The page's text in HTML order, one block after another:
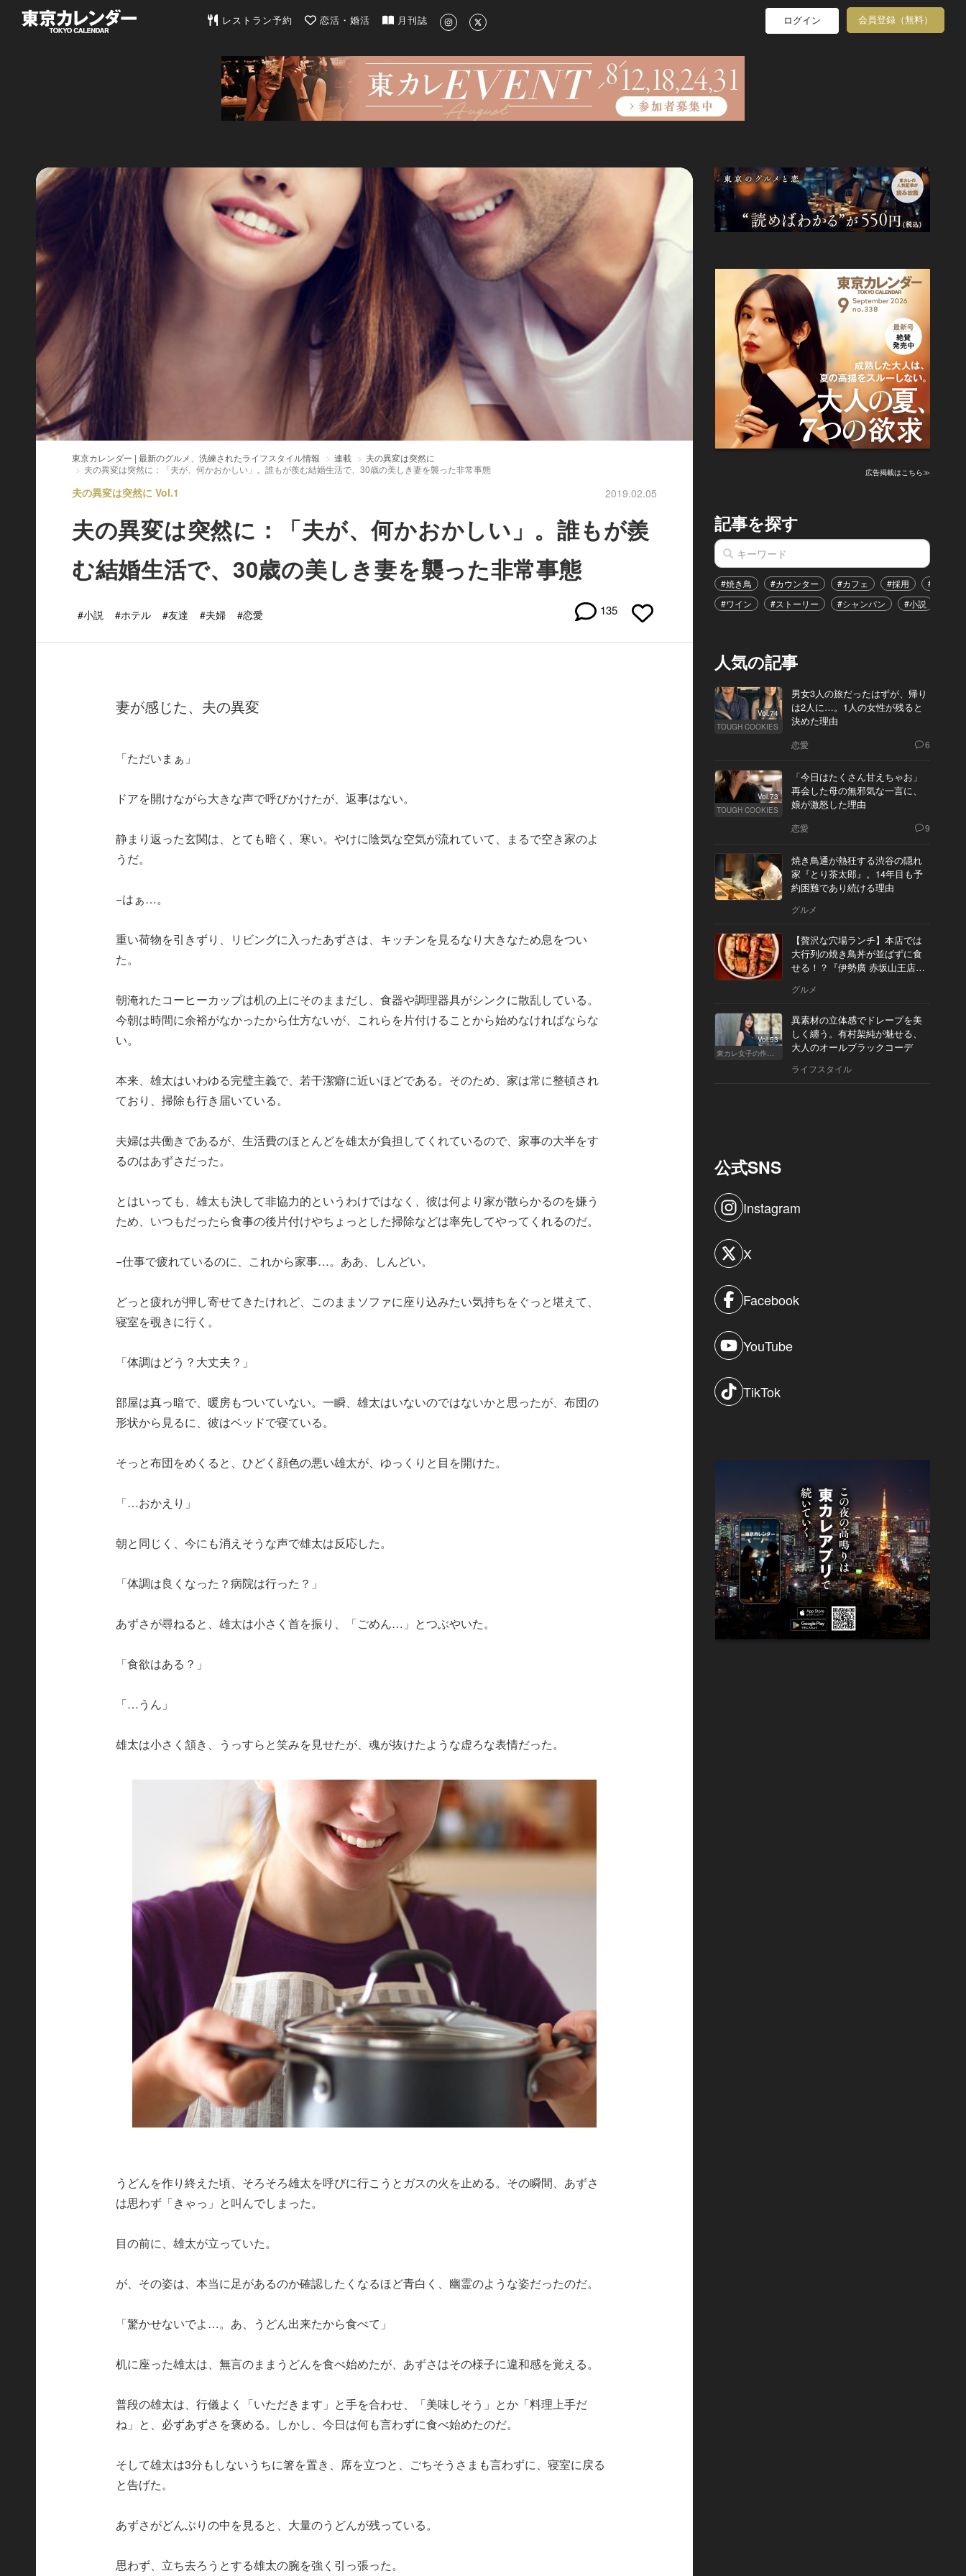
東京カレンダー | 最新のグルメ、洗練されたライフスタイル情報
レストラン予約 恋活・婚活 月刊誌 ログイン 会員登録（無料）
東京カレンダー | 最新のグルメ、洗練されたライフスタイル情報 連載
夫の異変は突然に
夫の異変は突然に：「夫が、何かおかしい」。誰もが羨む結婚生活で、30歳の美しき妻を襲った非常事態
夫の異変は突然に Vol.1 2019.02.05
夫の異変は突然に：「夫が、何かおかしい」。誰もが羨
む結婚生活で、30歳の美しき妻を襲った非常事態
#小説 #ホテル #友達 #夫婦 #恋愛 135
妻が感じた、夫の異変
「ただいまぁ」
ドアを開けながら大きな声で呼びかけたが、返事はない。
静まり返った玄関は、とても暗く、寒い。やけに陰気な空気が流れていて、まるで空き家のよ
うだ。
−はぁ…。
重い荷物を引きずり、リビングに入ったあずさは、キッチンを見るなり大きなため息をつい
た。
朝淹れたコーヒーカップは机の上にそのままだし、食器や調理器具がシンクに散乱している。
今朝は時間に余裕がなかったから仕方ないが、これらを片付けることから始めなければならな
い。
本来、雄太はいわゆる完璧主義で、若干潔癖に近いほどである。そのため、家は常に整頓され
ており、掃除も行き届いている。
夫婦は共働きであるが、生活費のほとんどを雄太が負担してくれているので、家事の大半をす
るのはあずさだった。
とはいっても、雄太も決して非協力的というわけではなく、彼は何より家が散らかるのを嫌う
ため、いつもだったら食事の後片付けやちょっとした掃除などは率先してやってくれるのだ。
−仕事で疲れているのに、これから家事…。ああ、しんどい。
どっと疲れが押し寄せてきたけれど、このままソファに座り込みたい気持ちをぐっと堪えて、
寝室を覗きに行く。
「体調はどう？大丈夫？」
部屋は真っ暗で、暖房もついていない。一瞬、雄太はいないのではないかと思ったが、布団の
形状から見るに、彼はベッドで寝ている。
そっと布団をめくると、ひどく顔色の悪い雄太が、ゆっくりと目を開けた。
「…おかえり」
朝と同じく、今にも消えそうな声で雄太は反応した。
「体調は良くなった？病院は行った？」
あずさが尋ねると、雄太は小さく首を振り、「ごめん…」とつぶやいた。
「食欲はある？」
「…うん」
雄太は小さく頷き、うっすらと笑みを見せたが、魂が抜けたような虚ろな表情だった。
うどんを作り終えた頃、そろそろ雄太を呼びに行こうとガスの火を止める。その瞬間、あずさ
は思わず「きゃっ」と叫んでしまった。
目の前に、雄太が立っていた。
が、その姿は、本当に足があるのか確認したくなるほど青白く、幽霊のような姿だったのだ。
「驚かせないでよ…。あ、うどん出来たから食べて」
机に座った雄太は、無言のままうどんを食べ始めたが、あずさはその様子に違和感を覚える。
普段の雄太は、行儀よく「いただきます」と手を合わせ、「美味しそう」とか「料理上手だ
ね」と、必ずあずさを褒める。しかし、今日は何も言わずに食べ始めたのだ。
そして雄太は3分もしないうちに箸を置き、席を立つと、ごちそうさまも言わずに、寝室に戻る
と告げた。
あずさがどんぶりの中を見ると、大量のうどんが残っている。
思わず、立ち去ろうとする雄太の腕を強く引っ張った。
広告掲載はこちら≫
記事を探す
#焼き鳥 #カウンター #カフェ #採用
#恋愛
#ワイン
#ストーリー #シャンパン #小説
人気の記事
Vol.74
TOUGH COOKIES
男女3人の旅だったはずが、帰り
は2人に…。1人の女性が残ると
決めた理由
恋愛 6
Vol.73
TOUGH COOKIES
「今日はたくさん甘えちゃお」
再会した母の無邪気な一言に、
娘が激怒した理由
恋愛 9
焼き鳥通が熱狂する渋谷の隠れ
家『とり茶太郎』。14年目も予
約困難であり続ける理由
グルメ
【贅沢な穴場ランチ】本店では
大行列の焼き鳥丼が並ばずに食
せる！？『伊勢廣 赤坂山王店』
グルメ
Vol.53
東カレ女子の作り方
異素材の立体感でドレープを美
しく纏う。有村架純が魅せる、
大人のオールブラックコーデ
ライフスタイル
公式SNS
Instagram
X
Facebook
YouTube
TikTok